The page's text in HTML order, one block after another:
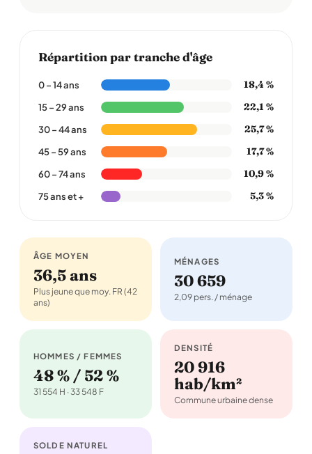
Répartition par tranche d'âge
0 – 14 ans 18,4 %
15 – 29 ans 22,1 %
30 – 44 ans 25,7 %
45 – 59 ans 17,7 %
60 – 74 ans 10,9 %
75 ans et + 5,3 %
ÂGE MOYEN
36,5 ans
Plus jeune que moy. FR (42
ans)
MÉNAGES
30 659
2,09 pers. / ménage
HOMMES / FEMMES
48 % / 52 %
31 554 H · 33 548 F
DENSITÉ
20 916
hab/km²
Commune urbaine dense
SOLDE NATUREL